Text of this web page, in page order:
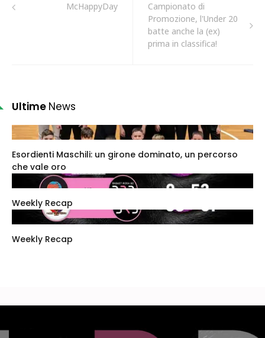
McHappyDay
Campionato di
Promozione, l'Under 20
batte anche la (ex)
prima in classifica!
Ultime News
Esordienti Maschili: un girone dominato, un percorso
che vale oro
Weekly Recap
Weekly Recap